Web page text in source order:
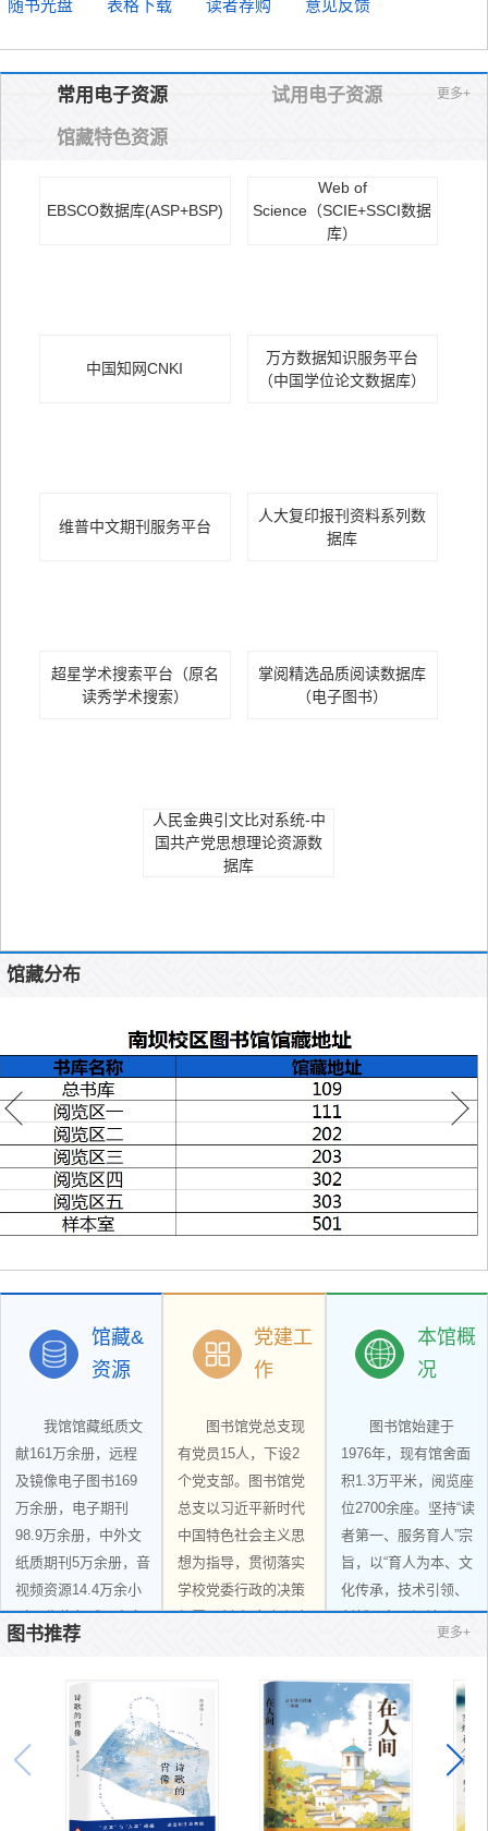
随书光盘 表格下载 读者荐购 意见反馈
常用电子资源 试用电子资源
馆藏特色资源
更多+
EBSCO数据库(ASP+BSP)
Web of
Science（SCIE+SSCI数据
库）
中国知网CNKI
万方数据知识服务平台
（中国学位论文数据库）
维普中文期刊服务平台
人大复印报刊资料系列数
据库
超星学术搜索平台（原名
读秀学术搜索）
掌阅精选品质阅读数据库
（电子图书）
人民金典引文比对系统-中
国共产党思想理论资源数
据库
馆藏分布
馆藏&
资源
我馆馆藏纸质文
献161万余册，远程
及镜像电子图书169
万余册，电子期刊
98.9万余册，中外文
纸质期刊5万余册，音
视频资源14.4万余小
时。收藏有《四库全
书》《中国野史集
成》等大型古今丛
书，藏有《大公报》
等大型报刊影印件，
拥有中国知网、万方
数据、维普资讯等25
数字资
色资源
公开课 图书推
更多>>
党建工
作
图书馆党总支现
有党员15人，下设2
个党支部。图书馆党
总支以习近平新时代
中国特色社会主义思
想为指导，贯彻落实
学校党委行政的决策
部署，创建“育人兴文
素质，增强基层党组
织的凝聚力、战斗
力，为把图书馆建设
成为特色鲜明、优势
突出的区域文献信息
本馆概
况
图书馆始建于
1976年，现有馆舍面
积1.3万平米，阅览座
位2700余座。坚持“读
者第一、服务育人”宗
旨，以“育人为本、文
化传承，技术引领、
创新服务，阅读励
大阅览、大流通”管理
模式，建成三级文献
资源保障体系，满足
读者基本需要，提高
服务精准度，提升读
组织机
度 更多>>
更多+
图书推荐